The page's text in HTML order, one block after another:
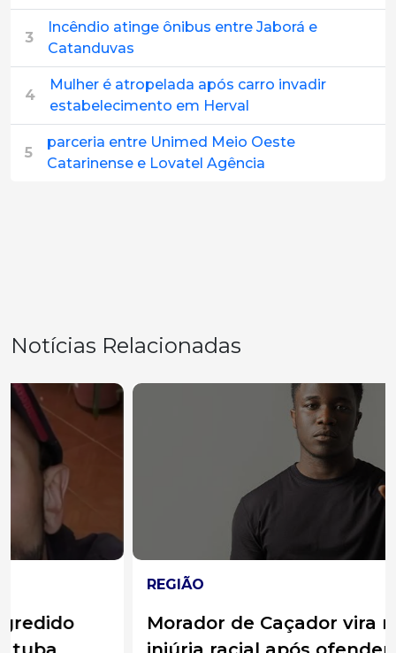
3
Incêndio atinge ônibus entre Jaborá e
Catanduvas
4
Mulher é atropelada após carro invadir
estabelecimento em Herval
5
parceria entre Unimed Meio Oeste
Catarinense e Lovatel Agência
Notícias Relacionadas
Morador de Caçador vira réu por